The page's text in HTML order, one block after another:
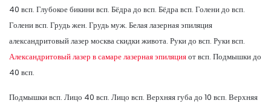
40 всп. Глубокое бикини всп. Бёдра до всп. Бёдра всп. Голени до всп.
Голени всп. Грудь жен. Грудь муж. Белая лазерная эпиляция
александритовый лазер москва скидки живота. Руки до всп. Руки всп.
Александритовый лазер в самаре лазерная эпиляцияот всп. Подмышки до
40 всп.
Подмышки всп. Лицо 40 всп. Лицо всп. Верхняя губа до 10 всп. Верхняя